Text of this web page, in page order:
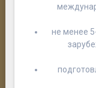
не менее